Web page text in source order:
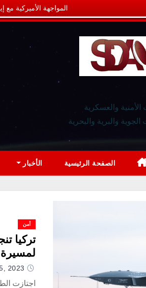
المواجهة الأميركية مع
والعسكرية
والبرية والبحرية
الصفحة الرئيسية الأخبار
أمن
تركيا
لمسيرة
2023
اجتازت